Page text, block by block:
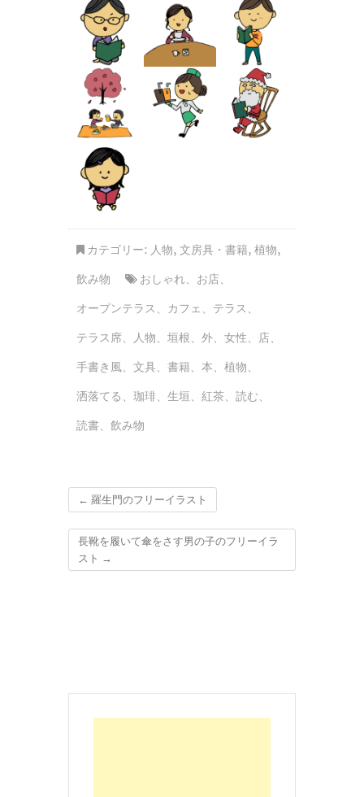
カテゴリー: 人物, 文房具・書籍, 植物,
飲み物
おしゃれ、 お店、
オープンテラス 、 カフェ 、 テラス 、
テラス席、 人物、 垣根、 外、 女性、 店、
手書き風、 文具、 書籍、 本、 植物、
洒落てる 、 珈琲、 生垣、 紅茶、 読む、
読書、 飲み物
← 羅生門のフリーイラスト
長靴を履いて傘をさす男の子のフリーイラ
スト →